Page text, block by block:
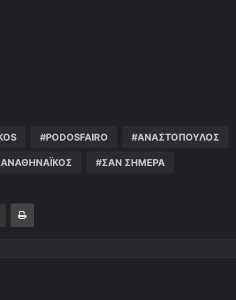
PODOSFAIRO ΑΝΑΣΤΟΠΟΥΛΟΣ
ΣΑΝ ΣΗΜΕΡΑ
Κοινοποίηση μέσω ηλεκτρονικού ταχυδρομείουΕκτύπωση